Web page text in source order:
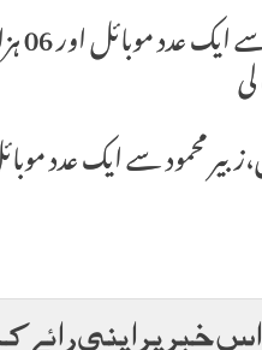
اس خبر پر اپنی رائے